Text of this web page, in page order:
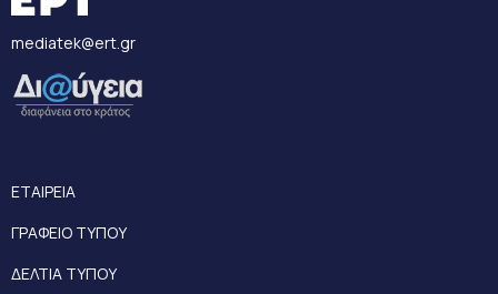
mediatek@ert.gr
ΕΤΑΙΡΕΙΑ
ΓΡΑΦΕΙΟ ΤΥΠΟΥ
ΔΕΛΤΙΑ ΤΥΠΟΥ